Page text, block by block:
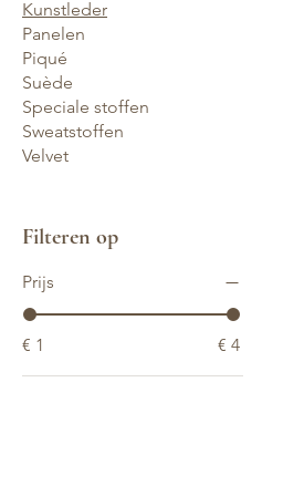
Kunstleder
Panelen
Piqué
Suède
Speciale stoffen
Sweatstoffen
Velvet
Filteren op
Prijs
€ 1 € 4